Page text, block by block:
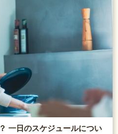
一日のスケジュールについ